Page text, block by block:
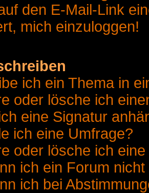
den E-Mail-Link
mich einzuloggen!
ich ein Thema in
oder lösche ich
eine Signatur
ich eine Umfrage?
oder lösche ich
ich ein Forum
ich bei